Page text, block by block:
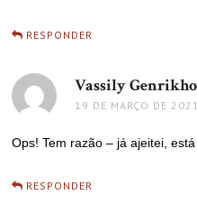
RESPONDER
Vassily
19 DE MARÇO DE
Ops! Tem razão – já ajeitei,
RESPONDER